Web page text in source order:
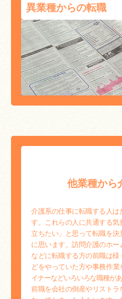
異業種からの転職
他業種から
介護系の仕事に転職する人は
す。これらの人に共通する
立ちたい」と思って転職を決
に思います。訪問介護のホ
などに転職する方の前職は
どをやっていた方や事務作
イナーなどいろいろな職種があ
前職を会社の倒産やリスト